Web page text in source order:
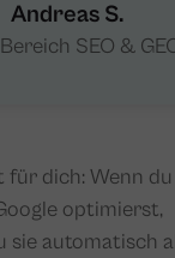
für dich: Wenn
optimierst,
sie automatisch
Andreas S.
SEO &